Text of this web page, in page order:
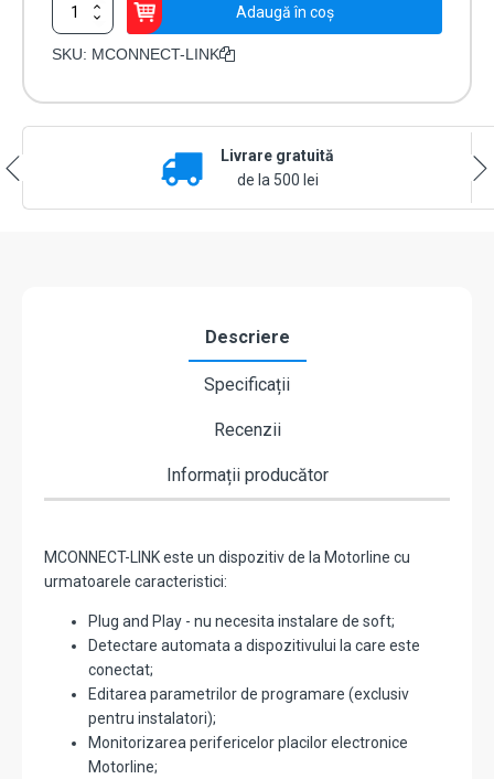
Cantitate
Modul
comanda
Adaugă în coș
SKU: MCONNECT-LINK
Livrare gratuită
de la 500 lei
Descriere
Specificații
Recenzii
Informații producător
MCONNECT-LINK este un dispozitiv de la Motorline cu
urmatoarele caracteristici:
Plug and Play - nu necesita instalare de soft;
Detectare automata a dispozitivului la care este
conectat;
Editarea parametrilor de programare (exclusiv
pentru instalatori);
Monitorizarea perifericelor placilor electronice
Motorline;